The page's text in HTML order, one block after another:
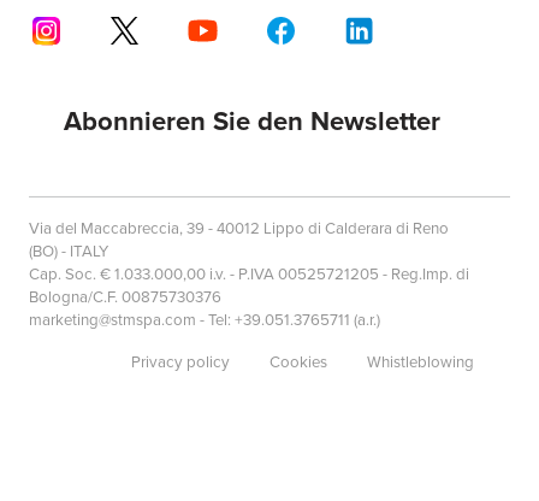
Abonnieren Sie den Newsletter
Via del Maccabreccia, 39 - 40012 Lippo di Calderara di Reno
(BO) - ITALY
Cap. Soc. € 1.033.000,00 i.v. - P.IVA 00525721205 - Reg.Imp. di
Bologna/C.F. 00875730376
marketing@stmspa.com - Tel: +39.051.3765711 (a.r.)
Privacy policy
Cookies Whistleblowing